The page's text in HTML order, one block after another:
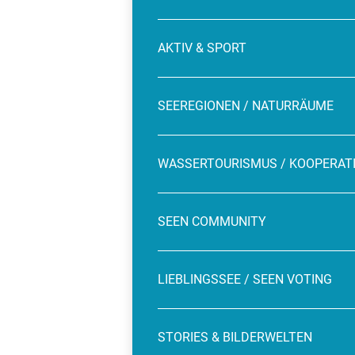
AKTIV & SPORT
SEEREGIONEN / NATURRÄUME
WASSERTOURISMUS /
SEEN COMMUNITY
LIEBLINGSSEE / SEEN VOTING
STORIES & BILDERWELTEN